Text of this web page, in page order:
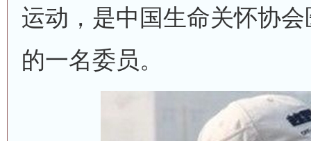
运动，是中国生命关怀协
的一名委员。